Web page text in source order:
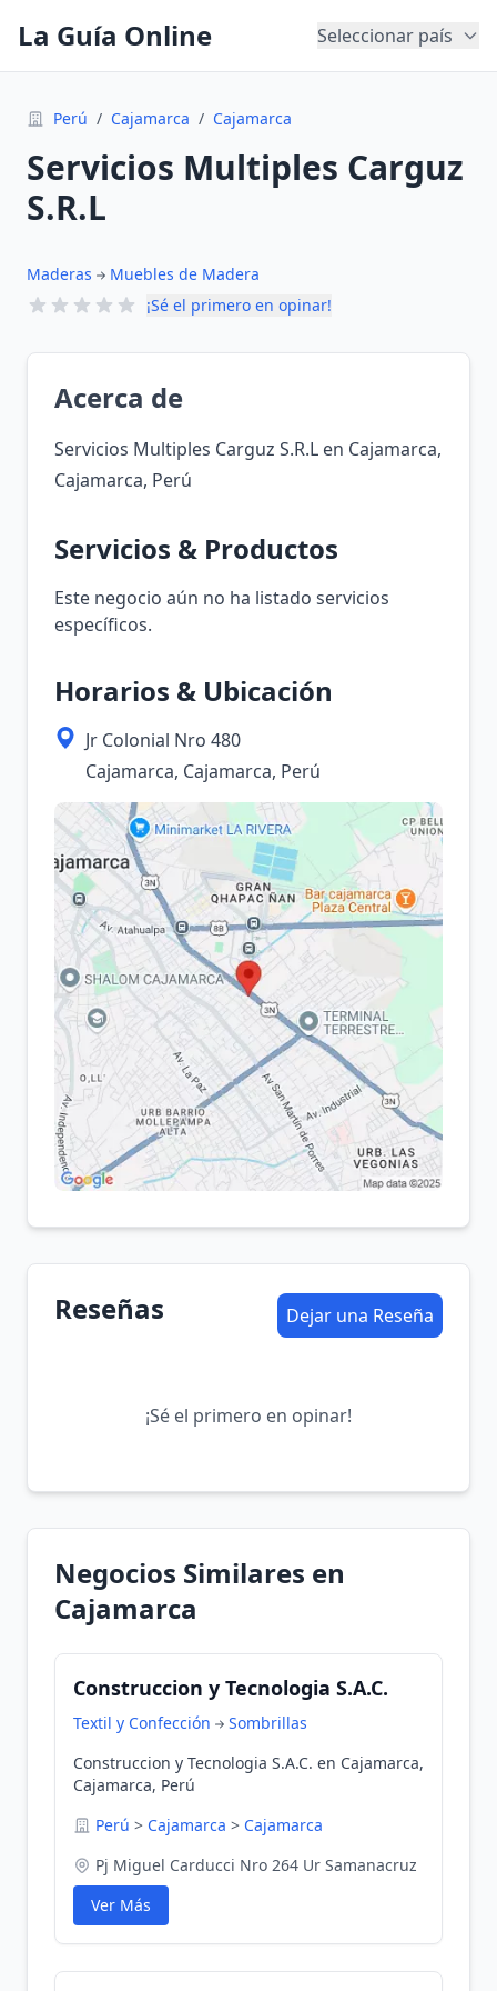
La Guía Online Seleccionar país
Perú / Cajamarca / Cajamarca
Servicios Multiples Carguz
S.R.L
Maderas
Muebles de Madera
¡Sé el primero en opinar!
Acerca de
Servicios Multiples Carguz S.R.L en Cajamarca,
Cajamarca, Perú
Servicios & Productos
Este negocio aún no ha listado servicios
específicos.
Horarios & Ubicación
Jr Colonial Nro 480
Cajamarca, Cajamarca, Perú
Reseñas Dejar una Reseña
¡Sé el primero en opinar!
Negocios Similares en
Cajamarca
Construccion y Tecnologia S.A.C.
Textil y Confección
Sombrillas
Construccion y Tecnologia S.A.C. en Cajamarca,
Cajamarca, Perú
Perú > Cajamarca > Cajamarca
Pj Miguel Carducci Nro 264 Ur Samanacruz
Ver Más